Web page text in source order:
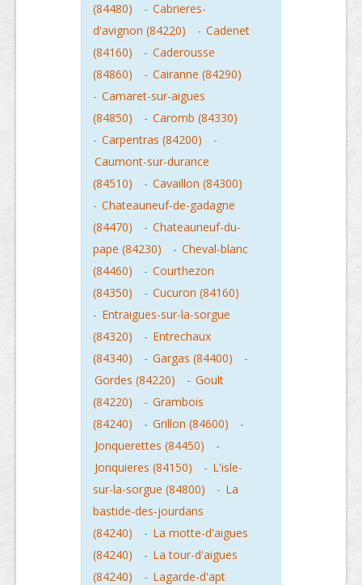
(84480)
- Cabrieres-
d'avignon (84220)
- Cadenet
(84160)
- Caderousse
(84860)
- Cairanne (84290)
- Camaret-sur-aigues
(84850)
- Caromb (84330)
- Carpentras (84200)
-
Caumont-sur-durance
(84510)
- Cavaillon (84300)
- Chateauneuf-de-gadagne
(84470)
- Chateauneuf-du-
pape (84230)
- Cheval-blanc
(84460)
- Courthezon
(84350)
- Cucuron (84160)
- Entraigues-sur-la-sorgue
(84320)
- Entrechaux
(84340)
- Gargas (84400)
-
Gordes (84220)
- Goult
(84220)
- Grambois
(84240)
- Grillon (84600)
-
Jonquerettes (84450)
-
Jonquieres (84150)
- L'isle-
sur-la-sorgue (84800)
- La
bastide-des-jourdans
(84240)
- La motte-d'aigues
(84240)
- La tour-d'aigues
(84240)
- Lagarde-d'apt